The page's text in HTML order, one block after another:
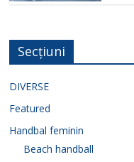
Secțiuni
DIVERSE
Featured
Handbal feminin
Beach handball